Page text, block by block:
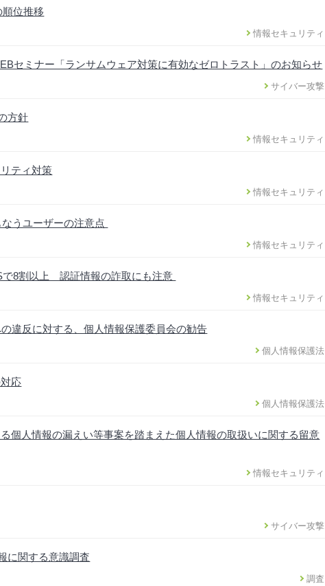
位推移
情報セキュリティ
セミナー「ランサムウェア対策に有効なゼロトラスト」のお知らせ
サイバー攻撃
方針
情報セキュリティ
ティ対策
情報セキュリティ
うユーザーの注意点
情報セキュリティ
8割以上 認証情報の詐取にも注意
情報セキュリティ
違反に対する、個人情報保護委員会の勧告
個人情報保護法
応
個人情報保護法
個人情報の漏えい等事案を踏まえた個人情報の取扱いに関する留意
情報セキュリティ
サイバー攻撃
に関する意識調査
調査